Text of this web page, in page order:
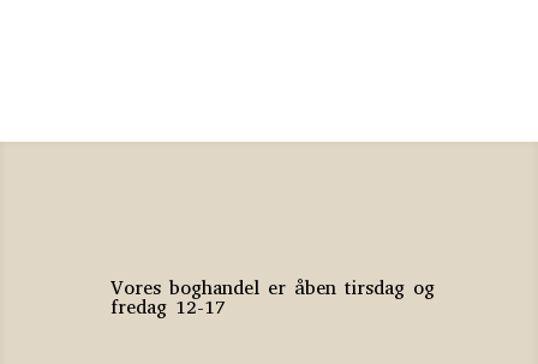
Vores boghandel er åben tirsdag og
fredag 12-17